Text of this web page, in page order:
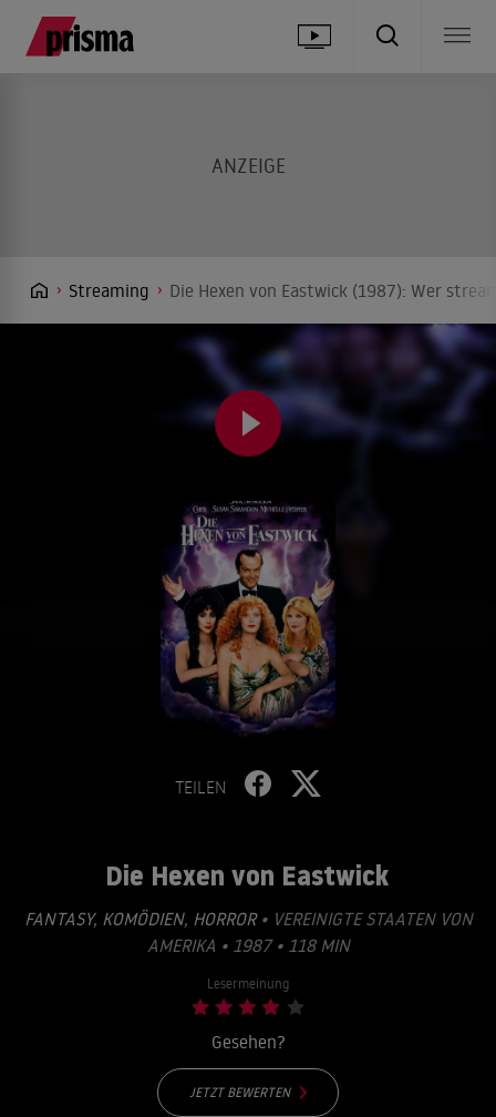
Streaming Die Hexen von Eastwick (1987): Wer
TEILEN
Die Hexen von Eastwick
FANTASY, KOMÖDIEN, HORROR• VEREINIGTE STAATEN VON
AMERIKA • 1987 • 118 MIN
Lesermeinung
Gesehen?
JETZT BEWERTEN